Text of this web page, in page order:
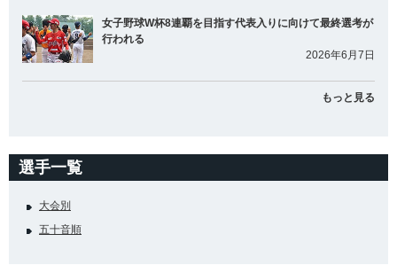
女子野球W杯8連覇を目指す代表入りに向けて最終選考が
行われる
2026年6月7日
もっと見る
選手一覧
大会別
五十音順